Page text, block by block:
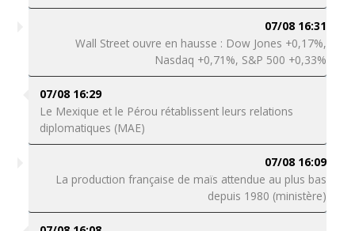
07/08 16:31
Wall Street ouvre en hausse : Dow Jones +0,17%,
Nasdaq +0,71%, S&P 500 +0,33%
07/08 16:29
Le Mexique et le Pérou rétablissent leurs relations
diplomatiques (MAE)
07/08 16:09
La production française de maïs attendue au plus bas
depuis 1980 (ministère)